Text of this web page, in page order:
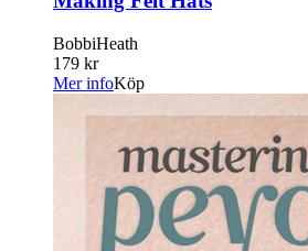
BobbiHeath
179 kr
Mer infoKöp